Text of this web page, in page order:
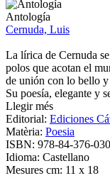
Antología
Cernuda, Luis
La lírica de Cernuda
polos que acotan el
de unión con lo bello
Su poesía, elegante y
Llegir més
Editorial: Ediciones
Matèria: Poesia
ISBN: 978-84-376-
Idioma: Castellano
Mesures cm: 11 x 18